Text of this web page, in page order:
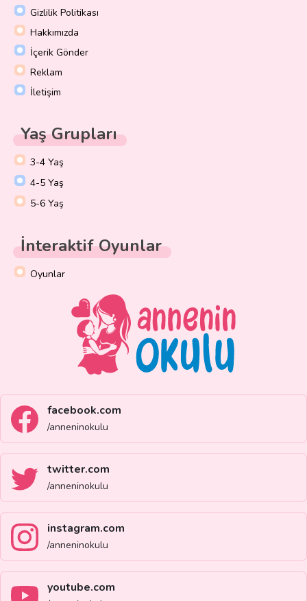
Gizlilik Politikası
Hakkımızda
İçerik Gönder
Reklam
İletişim
Yaş Grupları
3-4 Yaş
4-5 Yaş
5-6 Yaş
İnteraktif Oyunlar
Oyunlar
facebook.com
/anneninokulu
twitter.com
/anneninokulu
instagram.com
/anneninokulu
youtube.com